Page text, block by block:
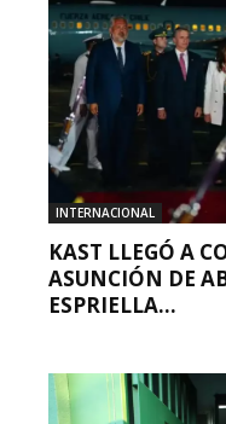
INTERNACIONAL
KAST LLEGÓ A
ASUNCIÓN DE
ESPRIELLA...